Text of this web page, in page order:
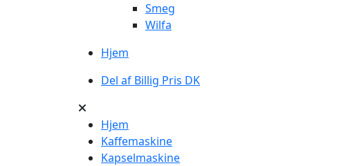
Smeg
Wilfa
Hjem
Del af Billig Pris DK
Hjem
Kaffemaskine
Kapselmaskine